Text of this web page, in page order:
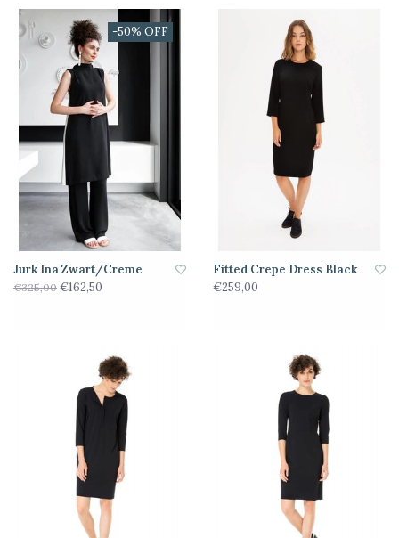
-50% OFF
Jurk Ina Zwart/Creme
€325,00 €162,50
Fitted Crepe Dress Black
€259,00